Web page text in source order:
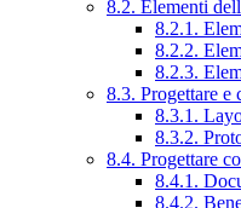
8.2. Elementi
8.2.1.
8.2.2.
8.2.3.
8.3. Progettare e
8.3.1.
8.3.2.
8.4. Progettare
8.4.1.
8.4.2.